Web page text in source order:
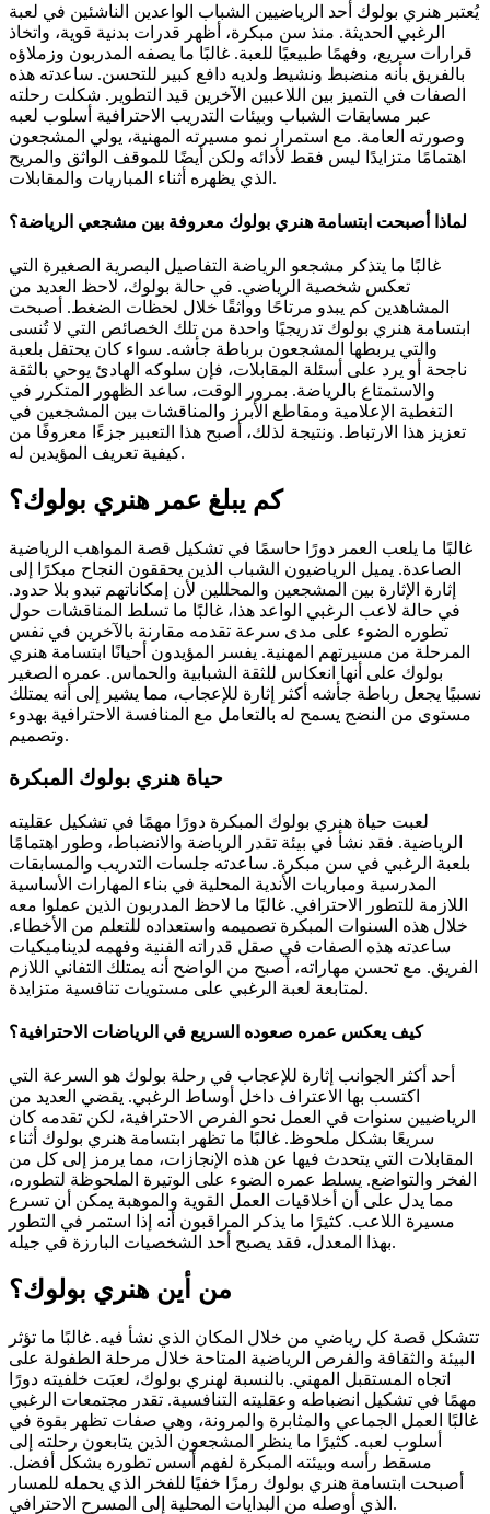
يُعتبر هنري بولوك أحد الرياضيين الشباب الواعدين الناشئين في لعبة
الرغبي الحديثة. منذ سن مبكرة، أظهر قدرات بدنية قوية، واتخاذ
قرارات سريع، وفهمًا طبيعيًا للعبة. غالبًا ما يصفه المدربون وزملاؤه
بالفريق بأنه منضبط ونشيط ولديه دافع كبير للتحسن. ساعدته هذه
الصفات في التميز بين اللاعبين الآخرين قيد التطوير. شكلت رحلته
عبر مسابقات الشباب وبيئات التدريب الاحترافية أسلوب لعبه
وصورته العامة. مع استمرار نمو مسيرته المهنية، يولي المشجعون
اهتمامًا متزايدًا ليس فقط لأدائه ولكن أيضًا للموقف الواثق والمريح
الذي يظهره أثناء المباريات والمقابلات.
لماذا أصبحت ابتسامة هنري بولوك معروفة بين مشجعي الرياضة؟
غالبًا ما يتذكر مشجعو الرياضة التفاصيل البصرية الصغيرة التي
تعكس شخصية الرياضي. في حالة بولوك، لاحظ العديد من
المشاهدين كم يبدو مرتاحًا وواثقًا خلال لحظات الضغط. أصبحت
ابتسامة هنري بولوك تدريجيًا واحدة من تلك الخصائص التي لا تُنسى
والتي يربطها المشجعون برباطة جأشه. سواء كان يحتفل بلعبة
ناجحة أو يرد على أسئلة المقابلات، فإن سلوكه الهادئ يوحي بالثقة
والاستمتاع بالرياضة. بمرور الوقت، ساعد الظهور المتكرر في
التغطية الإعلامية ومقاطع الأبرز والمناقشات بين المشجعين في
تعزيز هذا الارتباط. ونتيجة لذلك، أصبح هذا التعبير جزءًا معروفًا من
كيفية تعريف المؤيدين له.
كم يبلغ عمر هنري بولوك؟
غالبًا ما يلعب العمر دورًا حاسمًا في تشكيل قصة المواهب الرياضية
الصاعدة. يميل الرياضيون الشباب الذين يحققون النجاح مبكرًا إلى
إثارة الإثارة بين المشجعين والمحللين لأن إمكاناتهم تبدو بلا حدود.
في حالة لاعب الرغبي الواعد هذا، غالبًا ما تسلط المناقشات حول
تطوره الضوء على مدى سرعة تقدمه مقارنة بالآخرين في نفس
المرحلة من مسيرتهم المهنية. يفسر المؤيدون أحيانًا ابتسامة هنري
بولوك على أنها انعكاس للثقة الشبابية والحماس. عمره الصغير
نسبيًا يجعل رباطة جأشه أكثر إثارة للإعجاب، مما يشير إلى أنه يمتلك
مستوى من النضج يسمح له بالتعامل مع المنافسة الاحترافية بهدوء
وتصميم.
حياة هنري بولوك المبكرة
لعبت حياة هنري بولوك المبكرة دورًا مهمًا في تشكيل عقليته
الرياضية. فقد نشأ في بيئة تقدر الرياضة والانضباط، وطور اهتمامًا
بلعبة الرغبي في سن مبكرة. ساعدته جلسات التدريب والمسابقات
المدرسية ومباريات الأندية المحلية في بناء المهارات الأساسية
اللازمة للتطور الاحترافي. غالبًا ما لاحظ المدربون الذين عملوا معه
خلال هذه السنوات المبكرة تصميمه واستعداده للتعلم من الأخطاء.
ساعدته هذه الصفات في صقل قدراته الفنية وفهمه لديناميكيات
الفريق. مع تحسن مهاراته، أصبح من الواضح أنه يمتلك التفاني اللازم
لمتابعة لعبة الرغبي على مستويات تنافسية متزايدة.
كيف يعكس عمره صعوده السريع في الرياضات الاحترافية؟
أحد أكثر الجوانب إثارة للإعجاب في رحلة بولوك هو السرعة التي
اكتسب بها الاعتراف داخل أوساط الرغبي. يقضي العديد من
الرياضيين سنوات في العمل نحو الفرص الاحترافية، لكن تقدمه كان
سريعًا بشكل ملحوظ. غالبًا ما تظهر ابتسامة هنري بولوك أثناء
المقابلات التي يتحدث فيها عن هذه الإنجازات، مما يرمز إلى كل من
الفخر والتواضع. يسلط عمره الضوء على الوتيرة الملحوظة لتطوره،
مما يدل على أن أخلاقيات العمل القوية والموهبة يمكن أن تسرع
مسيرة اللاعب. كثيرًا ما يذكر المراقبون أنه إذا استمر في التطور
بهذا المعدل، فقد يصبح أحد الشخصيات البارزة في جيله.
من أين هنري بولوك؟
تتشكل قصة كل رياضي من خلال المكان الذي نشأ فيه. غالبًا ما تؤثر
البيئة والثقافة والفرص الرياضية المتاحة خلال مرحلة الطفولة على
اتجاه المستقبل المهني. بالنسبة لهنري بولوك، لعبَت خلفيته دورًا
مهمًا في تشكيل انضباطه وعقليته التنافسية. تقدر مجتمعات الرغبي
غالبًا العمل الجماعي والمثابرة والمرونة، وهي صفات تظهر بقوة في
أسلوب لعبه. كثيرًا ما ينظر المشجعون الذين يتابعون رحلته إلى
مسقط رأسه وبيئته المبكرة لفهم أسس تطوره بشكل أفضل.
أصبحت ابتسامة هنري بولوك رمزًا خفيًا للفخر الذي يحمله للمسار
الذي أوصله من البدايات المحلية إلى المسرح الاحترافي.